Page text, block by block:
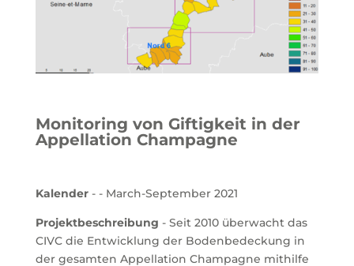
Monitoring von Giftigkeit in der
Appellation Champagne
Kalender - - March-September 2021
Projektbeschreibung - Seit 2010 überwacht das
CIVC die Entwicklung der Bodenbedeckung in
der gesamten Appellation Champagne mithilfe